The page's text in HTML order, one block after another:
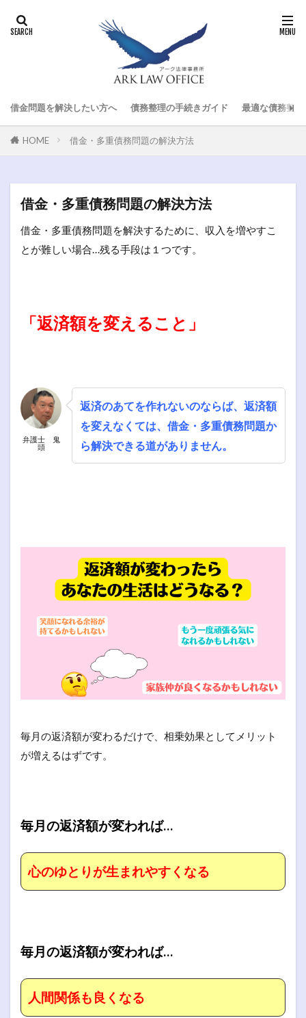
借金問題を解決したい方へ 債務整理の手続きガイド 最適な債務整
HOME 借金・多重債務問題の解決方法
借金・多重債務問題の解決方法
借金・多重債務問題を解決するために、収入を増やすこ
とが難しい場合…残る手段は１つです。
「返済額を変えること」
弁護士 鬼
頭
返済のあてを作れないのならば、返済額
を変えなくては、借金・多重債務問題か
ら解決できる道がありません。
毎月の返済額が変わるだけで、相乗効果としてメリット
が増えるはずです。
毎月の返済額が変われば…
心のゆとりが生まれやすくなる
毎月の返済額が変われば…
人間関係も良くなる